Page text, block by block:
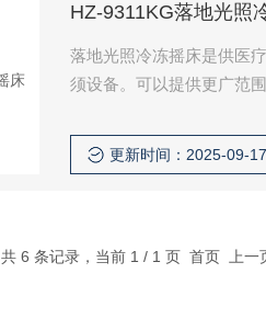
HZ-9311KG落地光照
落地光照冷冻摇床是供医
须设备。可以提供更广范
更新时间：2025-09-17
共 6 条记录，当前 1 / 1 页 首页 上